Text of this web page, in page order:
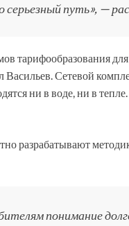
путь», —
тарифообразования
Сетевой
ни в воде, ни в
понимание